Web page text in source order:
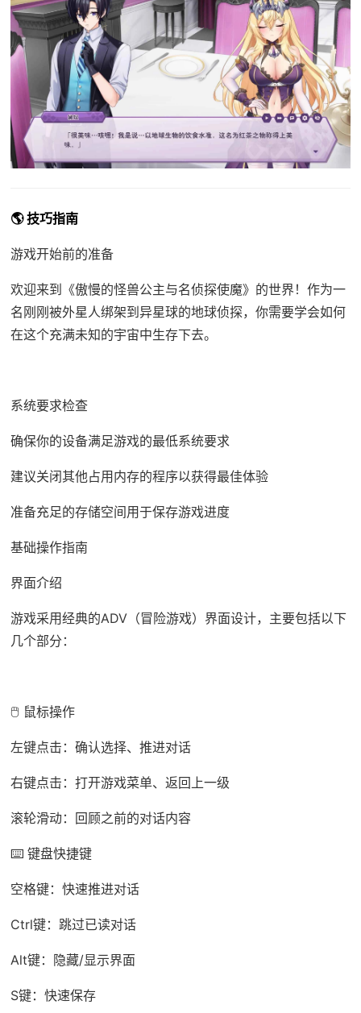
🌎 技巧指南
游戏开始前的准备
欢迎来到《傲慢的怪兽公主与名侦探使魔》的世界！作为一
名刚刚被外星人绑架到异星球的地球侦探，你需要学会如何
在这个充满未知的宇宙中生存下去。
系统要求检查
确保你的设备满足游戏的最低系统要求
建议关闭其他占用内存的程序以获得最佳体验
准备充足的存储空间用于保存游戏进度
基础操作指南
界面介绍
游戏采用经典的ADV（冒险游戏）界面设计，主要包括以下
几个部分：
🖱️ 鼠标操作
左键点击：确认选择、推进对话
右键点击：打开游戏菜单、返回上一级
滚轮滑动：回顾之前的对话内容
⌨️ 键盘快捷键
空格键：快速推进对话
Ctrl键：跳过已读对话
Alt键：隐藏/显示界面
S键：快速保存